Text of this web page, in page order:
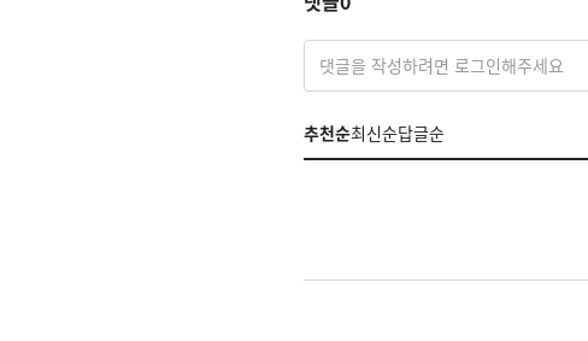
댓글을 작성하려면 로그인해주세요
추천순최신순답글순